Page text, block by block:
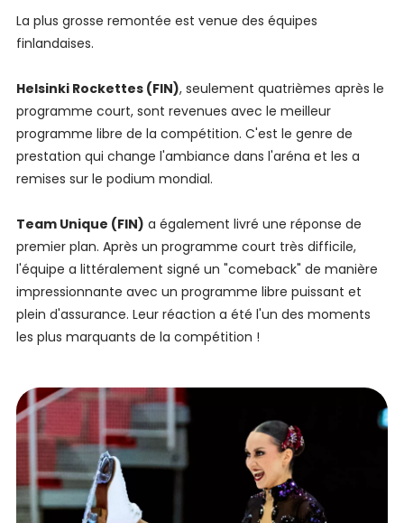
La plus grosse remontée est venue des équipes
finlandaises.
Helsinki Rockettes (FIN), seulement quatrièmes après le
programme court, sont revenues avec le meilleur
programme libre de la compétition. C'est le genre de
prestation qui change l'ambiance dans l'aréna et les a
remises sur le podium mondial.
Team Unique (FIN) a également livré une réponse de
premier plan. Après un programme court très difficile,
l'équipe a littéralement signé un "comeback" de manière
impressionnante avec un programme libre puissant et
plein d'assurance. Leur réaction a été l'un des moments
les plus marquants de la compétition !